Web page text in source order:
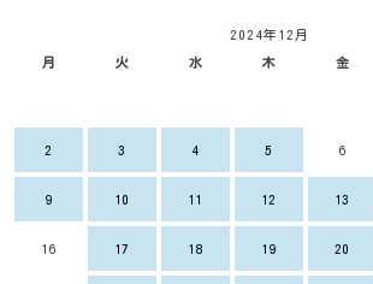
2024年12月
月 火 水 木 金
2 3 4 5 6
9 10 11 12 13
16 17 18 19 20